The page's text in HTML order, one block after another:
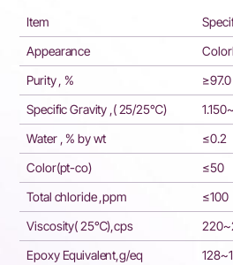
Item
Appearance
Purity , %
≥97.0
Specific Gravity ,( 25/25℃)
Water , % by wt
≤0.2
Color(pt-co)
≤50
Total chloride ,ppm
≤100
Viscosity( 25℃),cps
Epoxy Equivalent,g/eq